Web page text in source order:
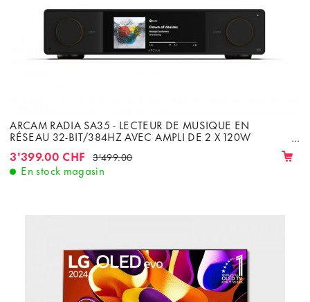
ARCAM RADIA SA35 - LECTEUR DE MUSIQUE EN
RÉSEAU 32-BIT/384HZ AVEC AMPLI DE 2 X 120W
CLASSE G SOUS 8Ω
3'399.00 CHF 3'499.00
En stock magasin